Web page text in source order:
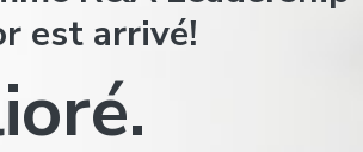
est arrivé!